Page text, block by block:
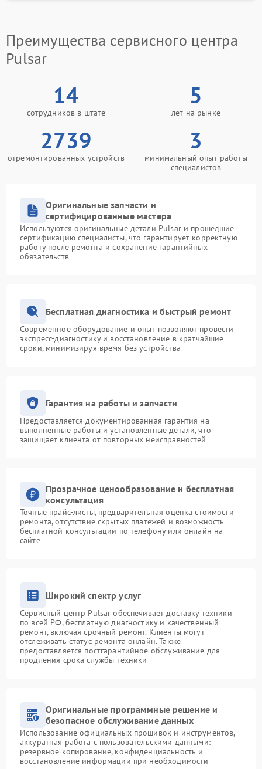
Преимущества сервисного центра
Pulsar
14
сотрудников в штате
5
лет на рынке
2739
отремонтированных устройств
3
минимальный опыт работы
специалистов
Оригинальные запчасти и
сертифицированные мастера
Используются оригинальные детали Pulsar и прошедшие
сертификацию специалисты, что гарантирует корректную
работу после ремонта и сохранение гарантийных
обязательств
Бесплатная диагностика и быстрый ремонт
Современное оборудование и опыт позволяют провести
экспресс-диагностику и восстановление в кратчайшие
сроки, минимизируя время без устройства
Гарантия на работы и запчасти
Предоставляется документированная гарантия на
выполненные работы и установленные детали, что
защищает клиента от повторных неисправностей
Прозрачное ценообразование и бесплатная
консультация
Точные прайс-листы, предварительная оценка стоимости
ремонта, отсутствие скрытых платежей и возможность
бесплатной консультации по телефону или онлайн на
сайте
Широкий спектр услуг
Сервисный центр Pulsar обеспечивает доставку техники
по всей РФ, бесплатную диагностику и качественный
ремонт, включая срочный ремонт. Клиенты могут
отслеживать статус ремонта онлайн. Также
предоставляется постгарантийное обслуживание для
продления срока службы техники
Оригинальные программные решение и
безопасное обслуживание данных
Использование официальных прошивок и инструментов,
аккуратная работа с пользовательскими данными:
резервное копирование, конфиденциальность и
восстановление информации при необходимости